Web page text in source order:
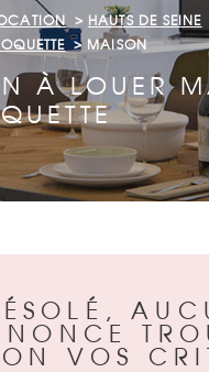
HAUTS DE SEINE
MAISON
À LOUER
VOS